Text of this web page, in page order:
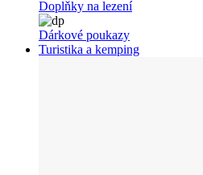
Doplňky na lezení
Dárkové poukazy
Turistika a kemping